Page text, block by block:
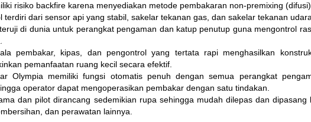
risiko backfire karena menyediakan metode pembakaran non-premixing
terdiri dari sensor api yang stabil, sakelar tekanan gas, dan sakelar tekanan
di dunia untuk perangkat pengaman dan katup penutup guna mengontrol
pembakar, kipas, dan pengontrol yang tertata rapi menghasilkan
pemanfaatan ruang kecil secara efektif.
Olympia memiliki fungsi otomatis penuh dengan semua perangkat
operator dapat mengoperasikan pembakar dengan satu tindakan.
dan pilot dirancang sedemikian rupa sehingga mudah dilepas dan dipasang
dan perawatan lainnya.